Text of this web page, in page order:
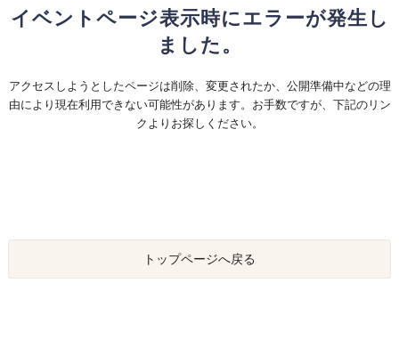
イベントページ表示時にエラーが発生し
ました。
アクセスしようとしたページは削除、変更されたか、公開準備中などの理
由により現在利用できない可能性があります。お手数ですが、下記のリン
クよりお探しください。
トップページへ戻る